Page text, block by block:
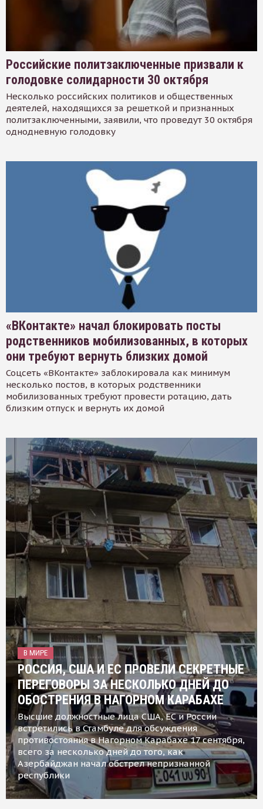
Российские политзаключенные призвали к
голодовке солидарности 30 октября
Несколько российских политиков и общественных
деятелей, находящихся за решеткой и признанных
политзаключенными, заявили, что проведут 30 октября
однодневную голодовку
«ВКонтакте» начал блокировать посты
родственников мобилизованных, в которых
они требуют вернуть близких домой
Соцсеть «ВКонтакте» заблокировала как минимум
несколько постов, в которых родственники
мобилизованных требуют провести ротацию, дать
близким отпуск и вернуть их домой
В МИРЕ
РОССИЯ, США И ЕС ПРОВЕЛИ СЕКРЕТНЫЕ
ПЕРЕГОВОРЫ ЗА НЕСКОЛЬКО ДНЕЙ ДО
ОБОСТРЕНИЯ В НАГОРНОМ КАРАБАХЕ
Высшие должностные лица США, ЕС и России
встретились в Стамбуле для обсуждения
противостояния в Нагорном Карабахе 17 сентября,
всего за несколько дней до того, как
Азербайджан начал обстрел непризнанной
республики